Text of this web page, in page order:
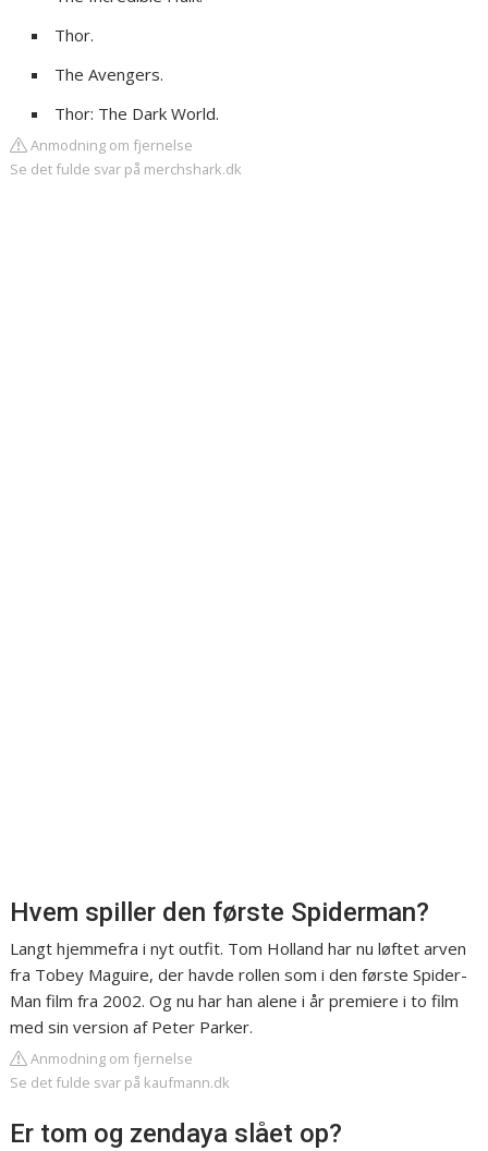
Thor.
The Avengers.
Thor: The Dark World.
Anmodning om fjernelse
Se det fulde svar på merchshark.dk
Hvem spiller den første Spiderman?
Langt hjemmefra i nyt outfit. Tom Holland har nu løftet arven
fra Tobey Maguire, der havde rollen som i den første Spider-
Man film fra 2002. Og nu har han alene i år premiere i to film
med sin version af Peter Parker.
Anmodning om fjernelse
Se det fulde svar på kaufmann.dk
Er tom og zendaya slået op?